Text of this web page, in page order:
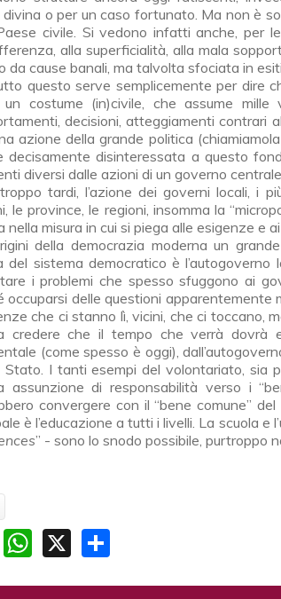
divina o per un caso fortunato. Ma non è
civile. Si vedono infatti anche, per
alla superficialità, alla mala
da cause banali, ma talvolta sfociata in
questo serve semplicemente per dire
un costume (in)civile, che assume
decisioni, atteggiamenti contrari
azione della grande politica
decisamente disinteressata a questo
diversi dalle azioni di un governo
tardi, l’azione dei governi locali, i
le province, le regioni, insomma la
nella misura in cui si piega alle esigenze e
della democrazia moderna un
del sistema democratico è
i problemi che spesso sfuggono ai
occuparsi delle questioni apparentemente
che ci stanno lì, vicini, che ci toccano,
credere che il tempo che verrà dovrà
(come spesso è oggi),
Stato. I tanti esempi del volontariato, sia
assunzione di responsabilità verso i
convergere con il “bene comune”
è l’educazione a tutti i livelli. La scuola e
” - sono lo snodo possibile, purtroppo
Facebook
WhatsApp
X